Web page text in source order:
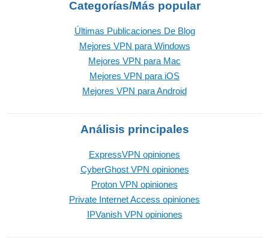
Categorías/Más popular
Últimas Publicaciones De Blog
Mejores VPN para Windows
Mejores VPN para Mac
Mejores VPN para iOS
Mejores VPN para Android
Análisis principales
ExpressVPN opiniones
CyberGhost VPN opiniones
Proton VPN opiniones
Private Internet Access opiniones
IPVanish VPN opiniones